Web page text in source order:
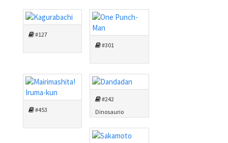
#127
#301
#453
#242
Dinosaurio